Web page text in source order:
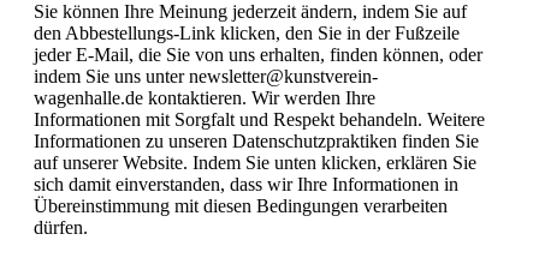
Sie können Ihre Meinung jederzeit ändern, indem Sie auf
den Abbestellungs-Link klicken, den Sie in der Fußzeile
jeder E-Mail, die Sie von uns erhalten, finden können, oder
indem Sie uns unter newsletter@kunstverein-
wagenhalle.de kontaktieren. Wir werden Ihre
Informationen mit Sorgfalt und Respekt behandeln. Weitere
Informationen zu unseren Datenschutzpraktiken finden Sie
auf unserer Website. Indem Sie unten klicken, erklären Sie
sich damit einverstanden, dass wir Ihre Informationen in
Übereinstimmung mit diesen Bedingungen verarbeiten
dürfen.